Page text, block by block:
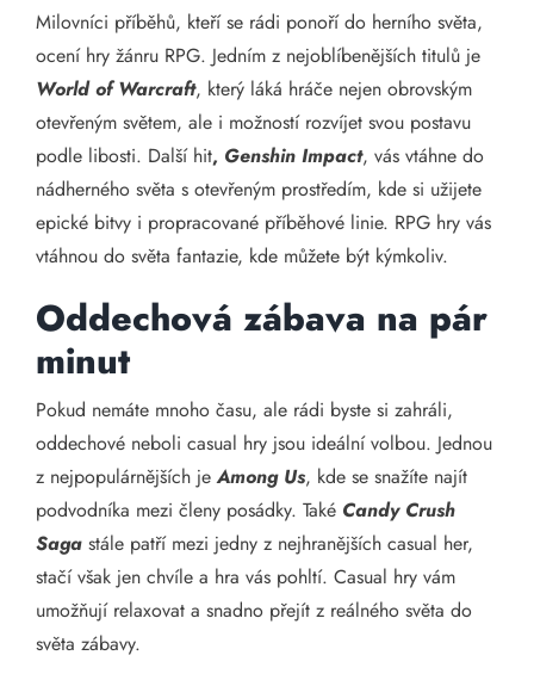
Milovníci příběhů, kteří se rádi ponoří do herního světa,
ocení hry žánru RPG. Jedním z nejoblíbenějších titulů je
World of Warcraft, který láká hráče nejen obrovským
otevřeným světem, ale i možností rozvíjet svou postavu
podle libosti. Další hit, Genshin Impact, vás vtáhne do
nádherného světa s otevřeným prostředím, kde si užijete
epické bitvy i propracované příběhové linie. RPG hry vás
vtáhnou do světa fantazie, kde můžete být kýmkoliv.
Oddechová zábava na pár
minut
Pokud nemáte mnoho času, ale rádi byste si zahráli,
oddechové neboli casual hry jsou ideální volbou. Jednou
z nejpopulárnějších jeAmong Us, kde se snažíte najít
podvodníka mezi členy posádky. Také Candy Crush
Saga stále patří mezi jedny z nejhranějších casual her,
stačí však jen chvíle a hra vás pohltí. Casual hry vám
umožňují relaxovat a snadno přejít z reálného světa do
světa zábavy.